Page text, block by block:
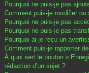
Pourquoi ne puis-je pas
Comment puis-je modifier ou
Pourquoi ne puis-je pas
Pourquoi ne puis-je pas
Pourquoi ai-je reçu un
Comment puis-je rapporter
À quoi sert le bouton «
rédaction d’un sujet ?